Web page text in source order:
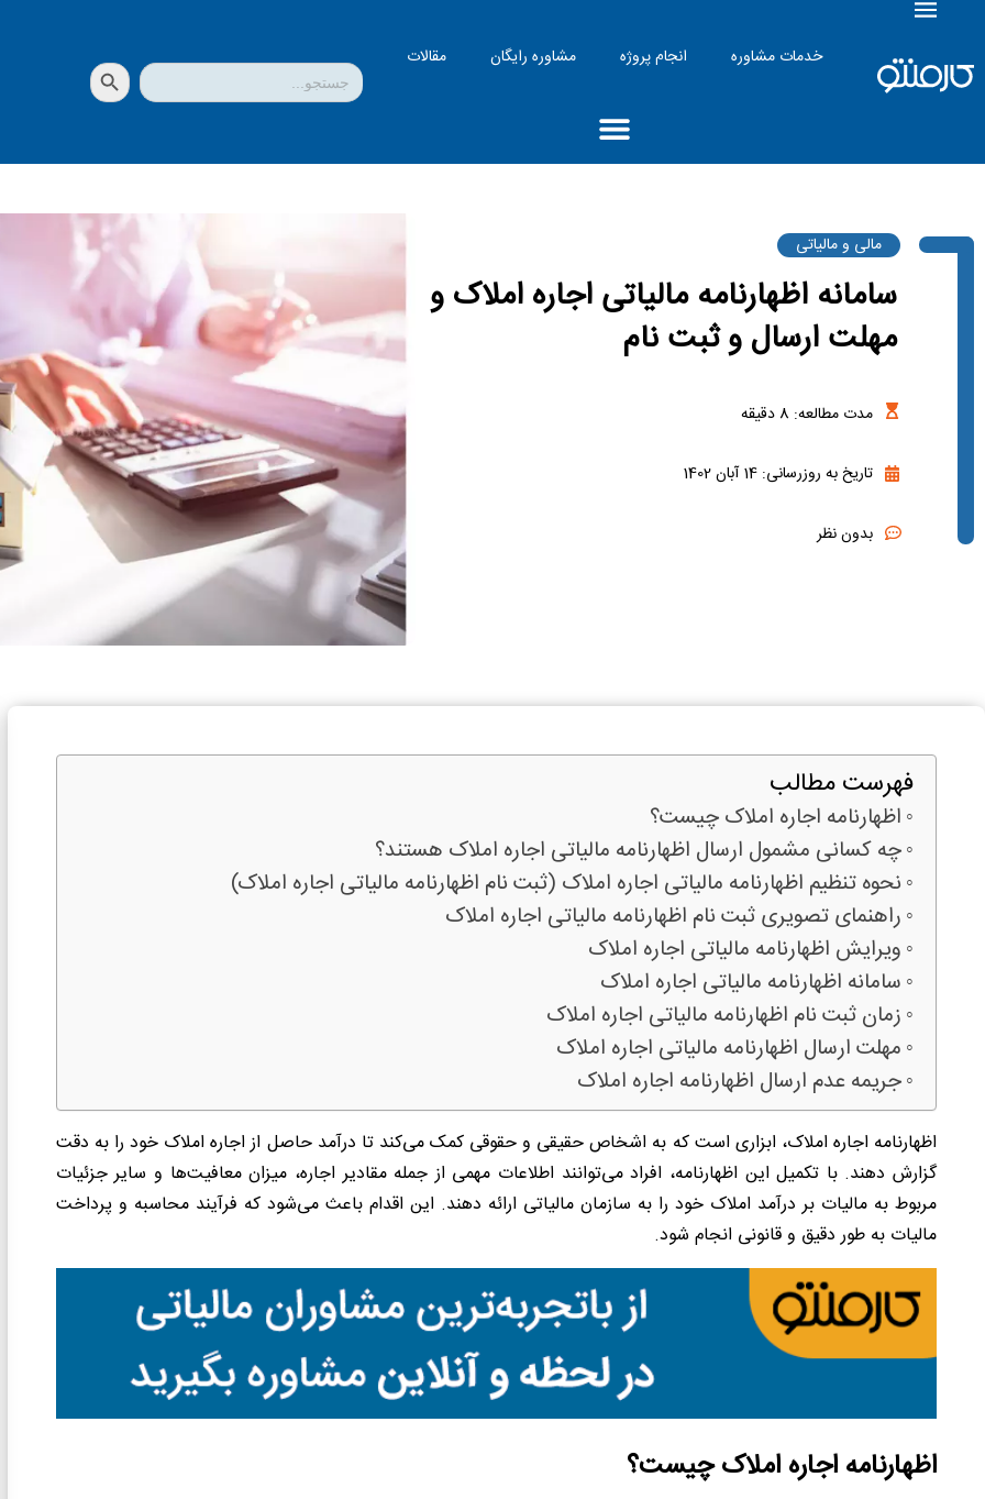
خدمات مشاوره انجام پروژه مشاوره رایگان مقالات جستجو
برای:
دکمه جستجو
مالی و مالیاتی
سامانه اظهارنامه مالیاتی اجاره املاک و
مهلت ارسال و ثبت نام
مدت مطالعه: 8 دقیقه
تاریخ به روزرسانی: 14 آبان 1402
بدون نظر
فهرست مطالب
اظهارنامه اجاره املاک چیست؟
چه کسانی مشمول ارسال اظهارنامه مالیاتی اجاره املاک هستند؟
نحوه تنظیم اظهارنامه مالياتی اجاره املاک (ثبت نام اظهارنامه مالیاتی اجاره املاک)
راهنمای تصویری ثبت نام اظهارنامه مالیاتی اجاره املاک
ویرایش اظهارنامه مالیاتی اجاره املاک
سامانه اظهارنامه مالیاتی اجاره املاک
زمان ثبت نام اظهارنامه مالیاتی اجاره املاک
مهلت ارسال اظهارنامه مالیاتی اجاره املاک
جریمه عدم ارسال اظهارنامه اجاره املاک
اظهارنامه اجاره املاک، ابزاری است که به اشخاص حقیقی و حقوقی کمک می‌کند تا درآمد حاصل از اجاره املاک خود را به دقت
گزارش دهند. با تکمیل این اظهارنامه، افراد می‌توانند اطلاعات مهمی از جمله مقادیر اجاره، میزان معافیت‌ها و سایر جزئیات
مربوط به مالیات بر درآمد املاک خود را به سازمان مالیاتی ارائه دهند. این اقدام باعث می‌شود که فرآیند محاسبه و پرداخت
مالیات به طور دقیق و قانونی انجام شود.
اظهارنامه اجاره املاک چیست؟